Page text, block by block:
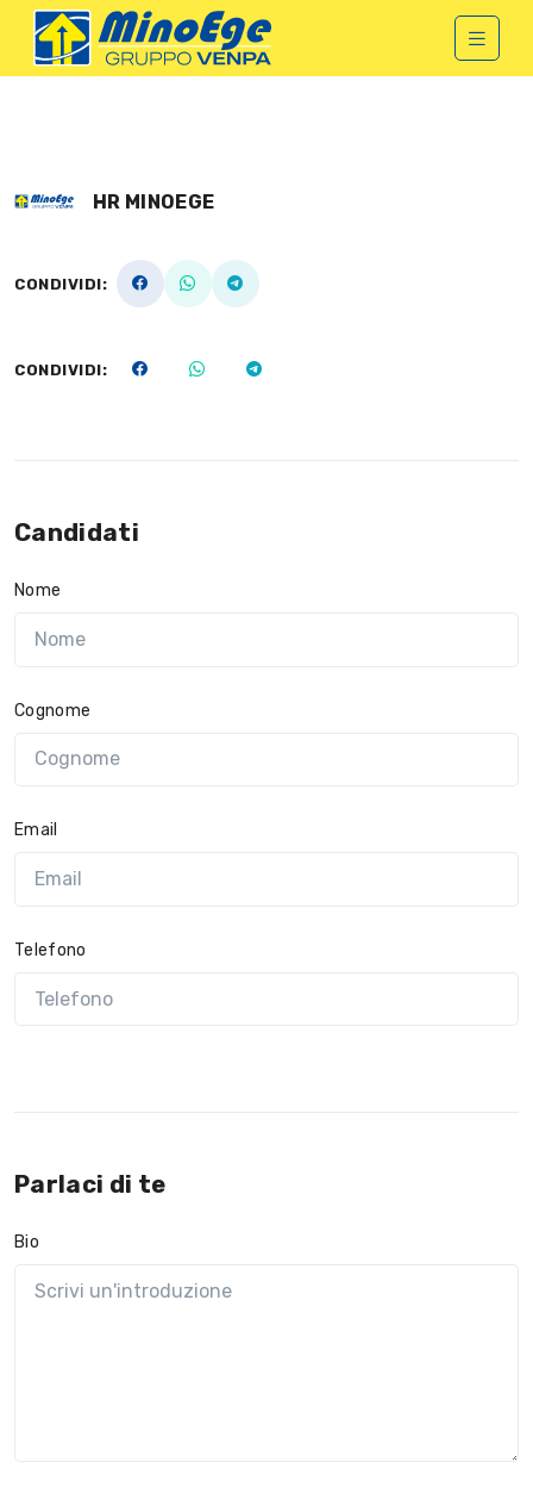
HR MINOEGE
CONDIVIDI:
CONDIVIDI:
Candidati
Nome
Cognome
Email
Telefono
Parlaci di te
Bio